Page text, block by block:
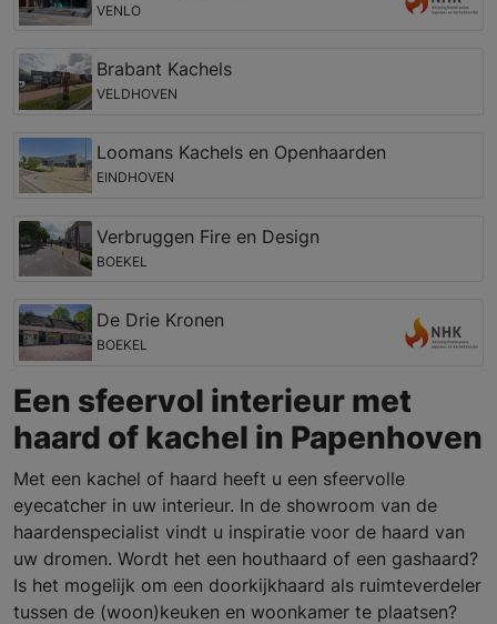
VENLO
Brabant Kachels
VELDHOVEN
Loomans Kachels en Openhaarden
EINDHOVEN
Verbruggen Fire en Design
BOEKEL
De Drie Kronen
BOEKEL
Een sfeervol interieur met
haard of kachel in Papenhoven
Met een kachel of haard heeft u een sfeervolle
eyecatcher in uw interieur. In de showroom van de
haardenspecialist vindt u inspiratie voor de haard van
uw dromen. Wordt het een houthaard of een gashaard?
Is het mogelijk om een doorkijkhaard als ruimteverdeler
tussen de (woon)keuken en woonkamer te plaatsen?